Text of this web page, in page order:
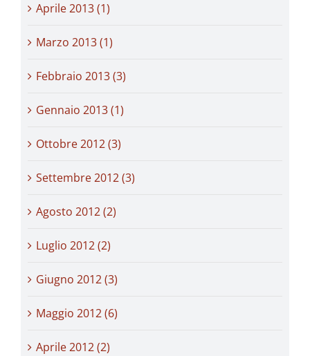
Aprile 2013 (1)
Marzo 2013 (1)
Febbraio 2013 (3)
Gennaio 2013 (1)
Ottobre 2012 (3)
Settembre 2012 (3)
Agosto 2012 (2)
Luglio 2012 (2)
Giugno 2012 (3)
Maggio 2012 (6)
Aprile 2012 (2)